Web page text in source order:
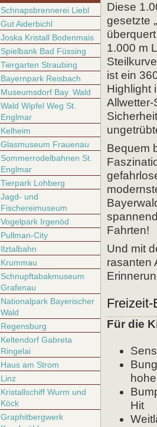
Schnapsbrennerei Liebl
Gut Aiderbichl
Joska Kristall Bodenmais
Spielbank Bad Füssing
Tiergarten Straubing
Bayernpark Reisbach
Museumsdorf Bay. Wald
Wald Wipfel Weg St.
Englmar
Kelheim
Glasmuseum Frauenau
Sommerrodelbahnen St.
Englmar
Tierpark Lohberg
Jagd- und
Fischereimuseum
Vogelpark Irgenöd
Pullman-City
Ilztalbahn
Krummau
Schnupftabakmuseum
Grafenau
Nationalpark Bayerischer
Wald
Regensburg
Keltendorf Gabreta
Ringelai
Haus am Strom
Linz
Kristallschiff Wurm und
Köck
Graphitbergwerk
Diese
gesetzte
1.000 m
ist ein
Highlight
Bequem
Fahrten!
Und mit
rasanten
Für die
Hit